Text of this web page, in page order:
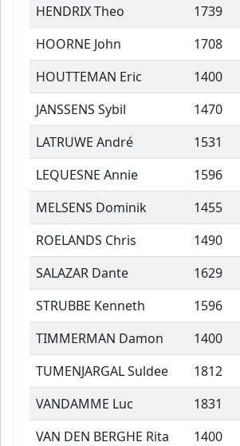
HENDRIX Theo
1739
HOORNE John
1708
HOUTTEMAN Eric
1400
JANSSENS Sybil
1470
LATRUWE André
1531
LEQUESNE Annie
1596
MELSENS Dominik
1455
ROELANDS Chris
1490
SALAZAR Dante
1629
STRUBBE Kenneth
1596
TIMMERMAN Damon
1400
TUMENJARGAL Suldee
1812
VANDAMME Luc
1831
VAN DEN BERGHE Rita
1400